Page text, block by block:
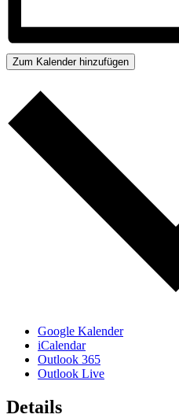
Zum Kalender hinzufügen
Google Kalender
iCalendar
Outlook 365
Outlook Live
Details